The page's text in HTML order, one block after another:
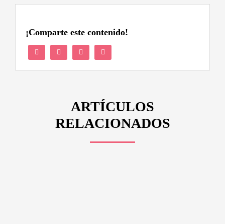
¡Comparte este contenido!
ARTÍCULOS
RELACIONADOS